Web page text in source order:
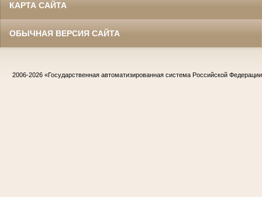
КАРТА САЙТА
ОБЫЧНАЯ ВЕРСИЯ САЙТА
2006-2026 «Государственная автоматизированная система Российской